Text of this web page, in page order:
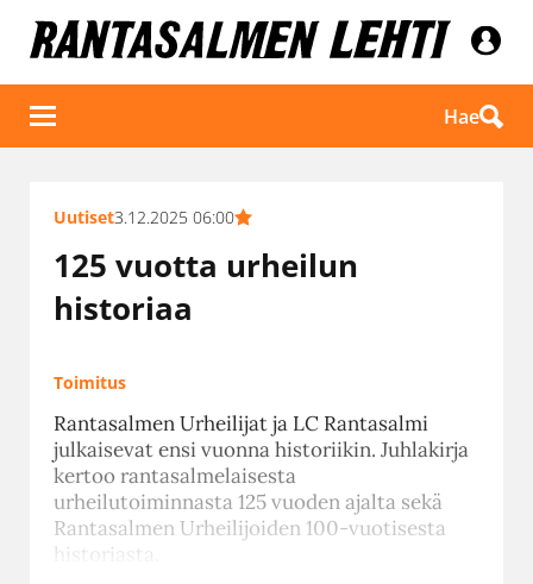
Hae
Uutiset3.12.2025 06:00
125 vuotta urheilun
historiaa
Toimitus
Rantasalmen Urheilijat ja LC Rantasalmi
julkaisevat ensi vuonna historiikin. Juhlakirja
kertoo rantasalmelaisesta
urheilutoiminnasta 125 vuoden ajalta sekä
Rantasalmen Urheilijoiden 100-vuotisesta
historiasta.